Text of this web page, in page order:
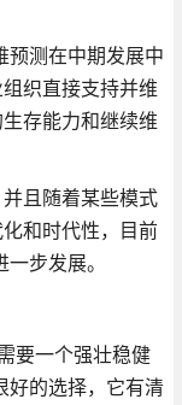
预测在中期发展中
织直接支持并维
存能力和继续维
且随着某些模式
和时代性，目前
步发展。
要一个强壮稳健
好的选择，它有清